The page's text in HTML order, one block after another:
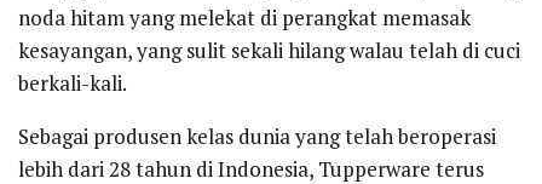
noda hitam yang melekat di perangkat memasak
kesayangan, yang sulit sekali hilang walau telah di cuci
berkali-kali.
Sebagai produsen kelas dunia yang telah beroperasi
lebih dari 28 tahun di Indonesia, Tupperware terus